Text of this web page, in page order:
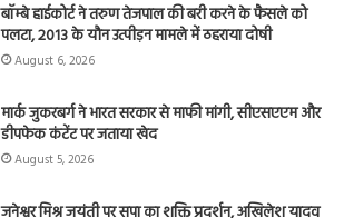
बॉम्बे हाईकोर्ट ने तरुण तेजपाल की बरी करने के फैसले को
पलटा, 2013 के यौन उत्पीड़न मामले में ठहराया दोषी
August 6, 2026
मार्क जुकरबर्ग ने भारत सरकार से माफी मांगी, सीएसएएम और
डीपफेक कंटेंट पर जताया खेद
August 5, 2026
जनेश्वर मिश्र जयंती पर सपा का शक्ति प्रदर्शन, अखिलेश यादव